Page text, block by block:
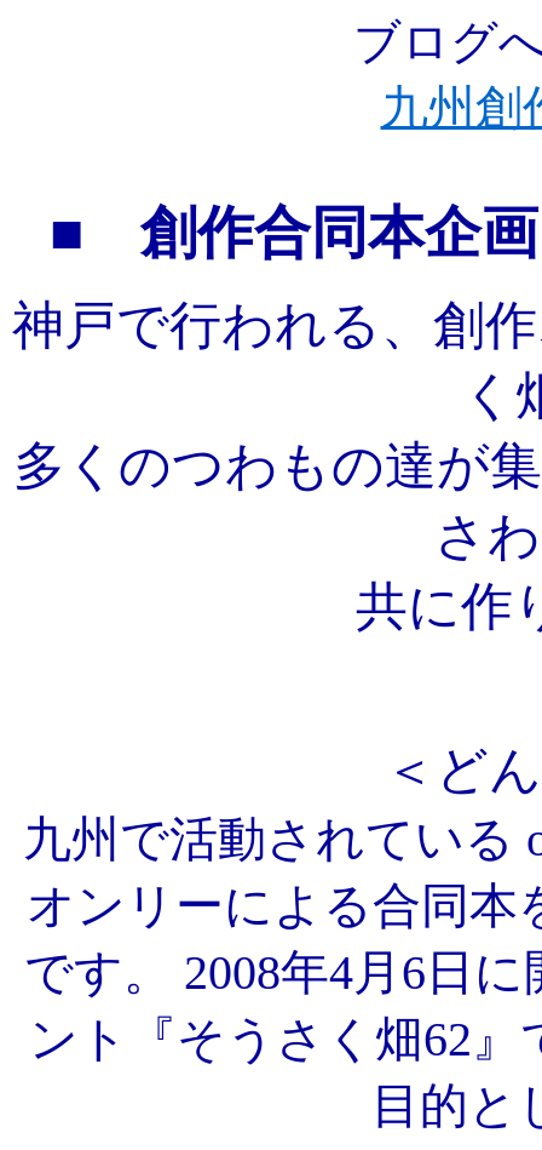
ブログ
九州創
■ 創作合同本企
神戸で行われる、創
く
多くのつわもの達が
さ
共に作
＜ど
九州で活動されている
オンリーによる合同
です。 2008年4月6日
ント『そうさく畑62
目的と